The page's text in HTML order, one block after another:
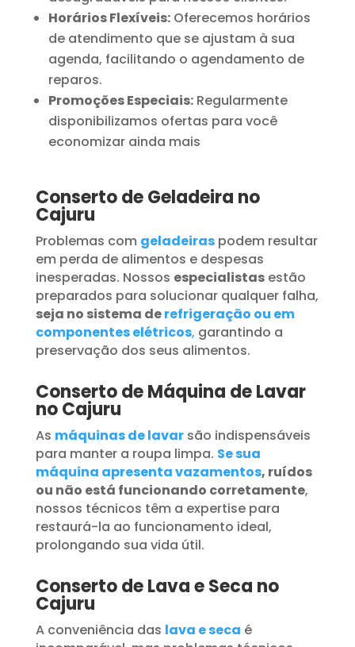
Horários Flexíveis:Oferecemos horários
de atendimento que se ajustam à sua
agenda, facilitando o agendamento de
reparos.
Promoções Especiais:Regularmente
disponibilizamos ofertas para você
economizar ainda mais
Conserto de Geladeira no
Cajuru
Problemas com geladeiraspodem resultar
em perda de alimentos e despesas
inesperadas. Nossos especialistasestão
preparados para solucionar qualquer falha,
seja no sistema derefrigeração ou em
componentes elétricos, garantindo a
preservação dos seus alimentos.
Conserto de Máquina de Lavar
no Cajuru
As máquinas de lavar são indispensáveis
para manter a roupa limpa. Se sua
máquina apresenta vazamentos, ruídos
ou não está funcionando corretamente,
nossos técnicos têm a expertise para
restaurá-la ao funcionamento ideal,
prolongando sua vida útil.
Conserto de Lava e Seca no
Cajuru
A conveniência das lava e seca é